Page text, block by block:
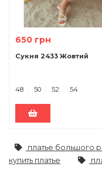
650 грн
Сукня 2433 Жовтий
48 50 52 54
платье большого
купить платье